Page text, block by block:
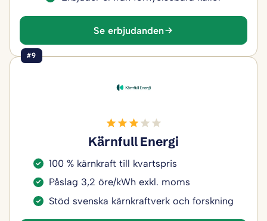
Se erbjudanden
#9
Kärnfull Energi
100 % kärnkraft till kvartspris
Påslag 3,2 öre/kWh exkl. moms
Stöd svenska kärnkraftverk och forskning